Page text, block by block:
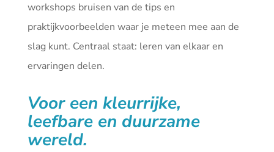
workshops bruisen van de tips en
praktijkvoorbeelden waar je meteen mee aan de
slag kunt. Centraal staat: leren van elkaar en
ervaringen delen.
Voor een kleurrijke,
leefbare en duurzame
wereld.